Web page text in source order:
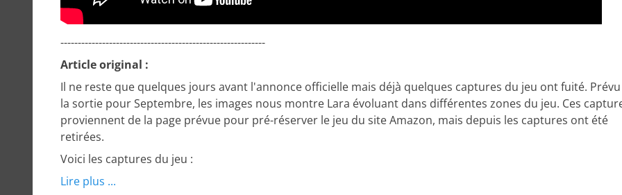
-----------------------------------------------------------
Article original :
Il ne reste que quelques jours avant l'annonce officielle mais déjà quelques captures du jeu ont fuité.
la sortie pour Septembre, les images nous montre Lara évoluant dans différentes zones du jeu. Ces
proviennent de la page prévue pour pré-réserver le jeu du site Amazon, mais depuis les captures ont été
retirées.
Voici les captures du jeu :
Lire plus ...